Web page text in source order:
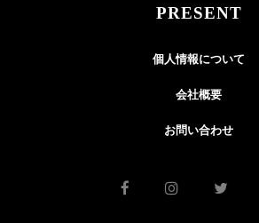
PRESENT
個人情報について
会社概要
お問い合わせ